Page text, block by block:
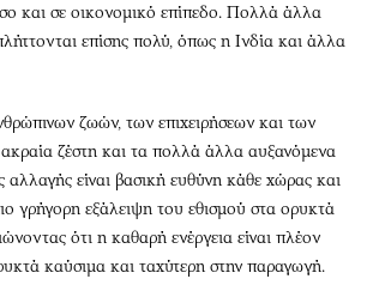
και σε οικονομικό επίπεδο. Πολλά άλλα
επίσης πολύ, όπως η Ινδία και άλλα
ζωών, των επιχειρήσεων και των
ζέστη και τα πολλά άλλα αυξανόμενα
αλλαγής είναι βασική ευθύνη κάθε χώρας και
γρήγορη εξάλειψη του εθισμού στα ορυκτά
ότι η καθαρή ενέργεια είναι πλέον
καύσιμα και ταχύτερη στην παραγωγή.